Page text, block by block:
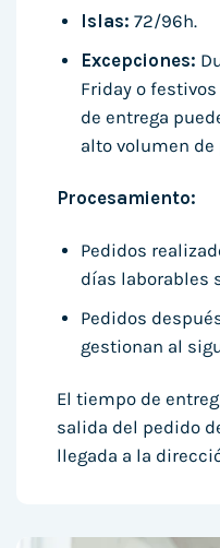
Islas: 72/96h.
Excepciones:
Friday o
de entrega
alto volumen de
Procesamiento:
Pedidos
días laborables
Pedidos
gestionan al
El tiempo de
salida del pedido
llegada a la